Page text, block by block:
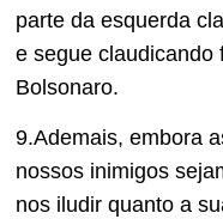
parte da esquerda
e segue claudicando
Bolsonaro.
9.Ademais, embora
nossos inimigos
nos iludir quanto a